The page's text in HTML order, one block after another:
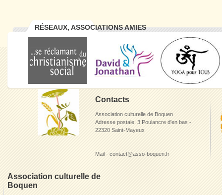
RÉSEAUX, ASSOCIATIONS AMIES
Contacts
Association culturelle de Boquen
Adresse postale: 3 Poulancre d'en bas -
22320 Saint-Mayeux
Mail - contact@asso-boquen.fr
Association culturelle de
Boquen